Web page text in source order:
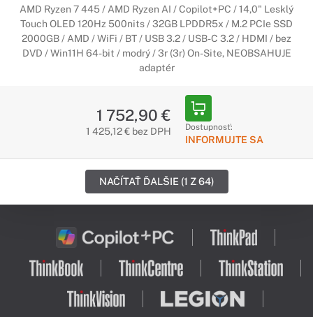
AMD Ryzen 7 445 / AMD Ryzen AI / Copilot+PC / 14,0" Lesklý
Touch OLED 120Hz 500nits / 32GB LPDDR5x / M.2 PCIe SSD
2000GB / AMD / WiFi / BT / USB 3.2 / USB-C 3.2 / HDMI / bez
DVD / Win11H 64-bit / modrý / 3r (3r) On-Site, NEOBSAHUJE
adaptér
1 752,90 €
1 425,12 € bez DPH Dostupnosť:
INFORMUJTE SA
NAČÍTAŤ ĎALŠIE (1 Z 64)